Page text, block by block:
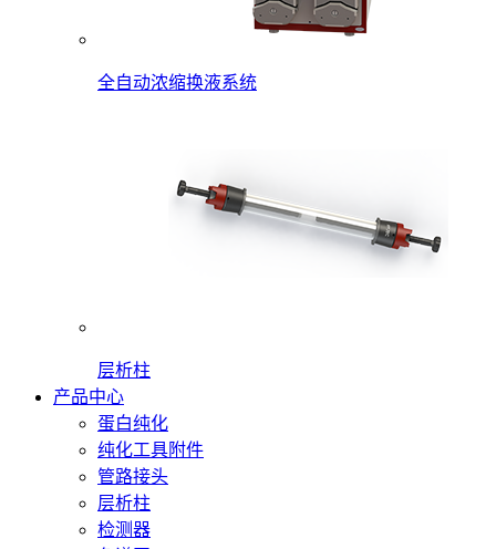
全自动浓缩换液系统
层析柱
产品中心
蛋白纯化
纯化工具附件
管路接头
层析柱
检测器